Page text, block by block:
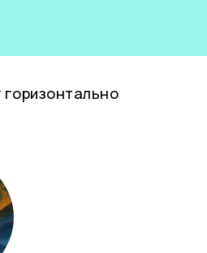
горизонтально